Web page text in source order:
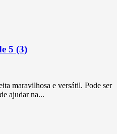
5 (3)
maravilhosa e versátil. Pode ser
ajudar na...